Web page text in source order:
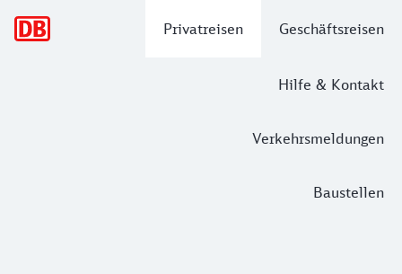
Privatreisen Geschäftsreisen
Hilfe & Kontakt
Verkehrsmeldungen
Baustellen